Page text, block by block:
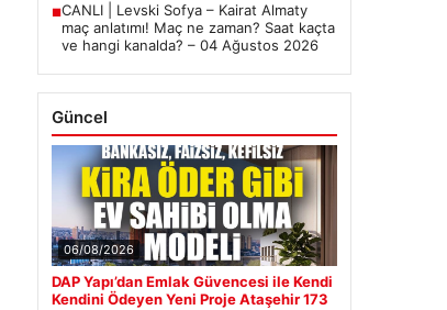
■CANLI | Levski Sofya – Kairat Almaty
maç anlatımı! Maç ne zaman? Saat kaçta
ve hangi kanalda? – 04 Ağustos 2026
Güncel
06/08/2026
DAP Yapı’dan Emlak Güvencesi ile Kendi
Kendini Ödeyen Yeni Proje Ataşehir 173